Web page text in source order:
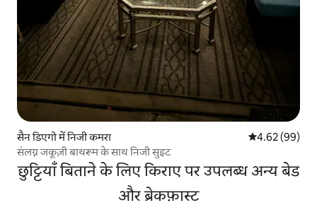
सैन डिएगो में निजी कमरा औसत रेटिंग 5 में
4.62 (99)
संलग्न जकूज़ी बाथरूम के साथ निजी सुइट
छुट्टियाँ बिताने के लिए किराए पर उपलब्ध अन्य बेड
और ब्रेकफ़ास्ट